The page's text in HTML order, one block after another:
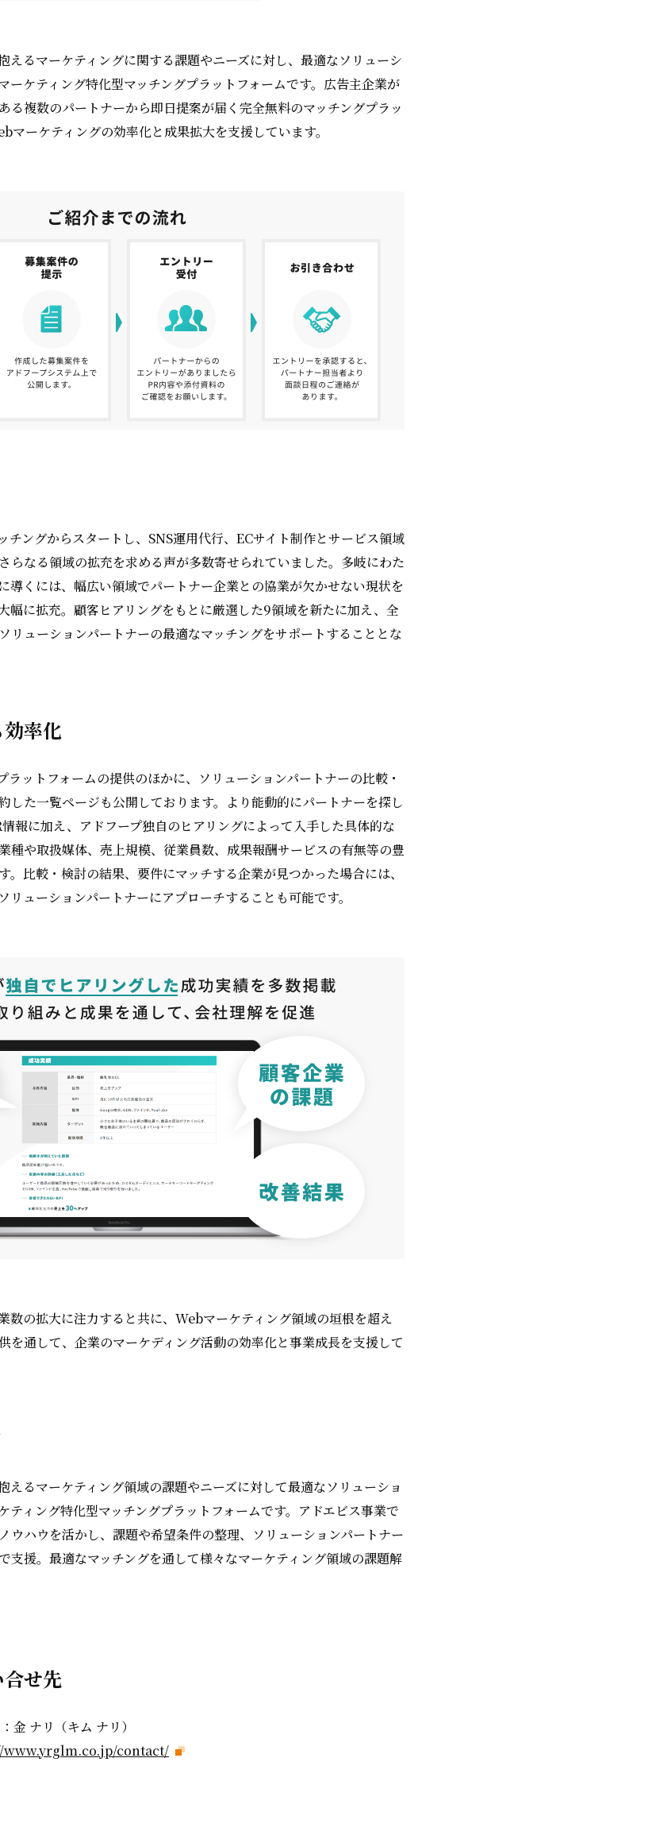
えるマーケティングに関する課題やニーズに対し、最適なソリューシ
ーケティング特化型マッチングプラットフォームです。広告主企業が
る複数のパートナーから即日提案が届く完全無料のマッチングプラッ
マーケティングの効率化と成果拡大を支援しています。
チングからスタートし、SNS運用代行、ECサイト制作とサービス領域
らなる領域の拡充を求める声が多数寄せられていました。多岐にわた
導くには、幅広い領域でパートナー企業との協業が欠かせない現状を
幅に拡充。顧客ヒアリングをもとに厳選した9領域を新たに加え、全
リューションパートナーの最適なマッチングをサポートすることとな
率化
ラットフォームの提供のほかに、ソリューションパートナーの比較・
した一覧ページも公開しております。より能動的にパートナーを探し
報に加え、アドフープ独自のヒアリングによって入手した具体的な
種や取扱媒体、売上規模、従業員数、成果報酬サービスの有無等の豊
。比較・検討の結果、要件にマッチする企業が見つかった場合には、
リューションパートナーにアプローチすることも可能です。
数の拡大に注力すると共に、Webマーケティング領域の垣根を超え
を通して、企業のマーケディング活動の効率化と事業成長を支援して
えるマーケティング領域の課題やニーズに対して最適なソリューショ
ティング特化型マッチングプラットフォームです。アドエビス事業で
ウハウを活かし、課題や希望条件の整理、ソリューションパートナー
支援。最適なマッチングを通して様々なマーケティング領域の課題解
せ先
金 ナリ（キム ナリ）
www.yrglm.co.jp/contact/